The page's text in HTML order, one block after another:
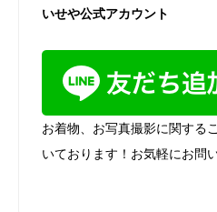
いせや公式アカウント
お着物、お写真撮影に関する
いております！お気軽にお問